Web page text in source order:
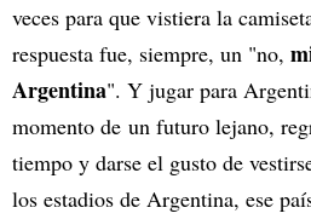
veces para que vistiera la
respuesta fue, siempre, un "no,
Argentina". Y jugar para
momento de un futuro lejano,
tiempo y darse el gusto de
los estadios de Argentina, ese